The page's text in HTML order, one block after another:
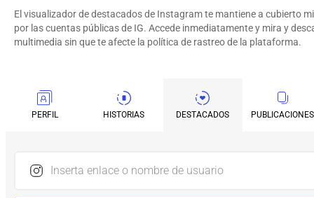
El visualizador de destacados de Instagram te mantiene a cubierto
por las cuentas públicas de IG. Accede inmediatamente y mira y
multimedia sin que te afecte la política de rastreo de la plataforma.
PERFIL HISTORIAS DESTACADOS PUBLICACIONES
Inserta enlace o nombre de usuario